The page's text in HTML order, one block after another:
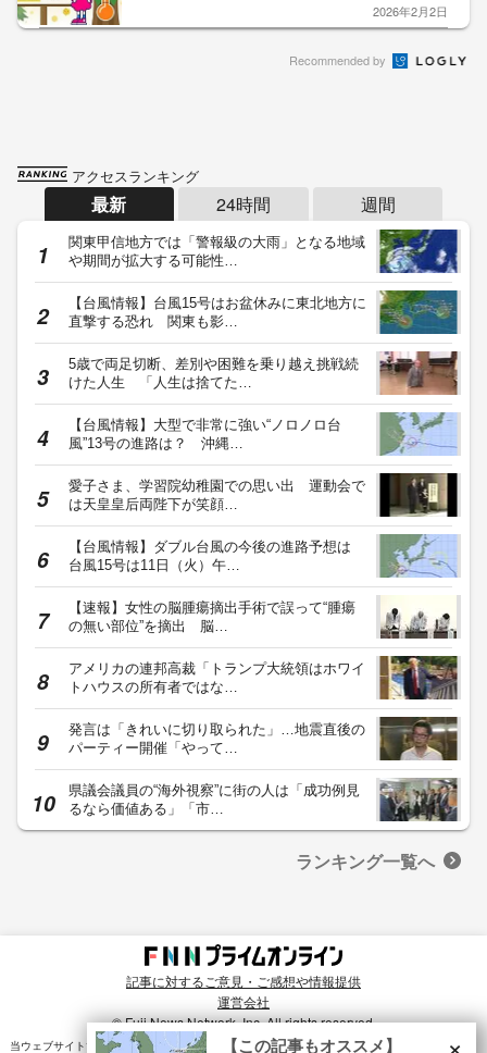
2026年2月2日
Recommended by
アクセスランキング
最新 24時間 週間
関東甲信地方では「警報級の大雨」となる地域
や期間が拡大する可能性…
【台風情報】台風15号はお盆休みに東北地方に
直撃する恐れ 関東も影…
5歳で両足切断、差別や困難を乗り越え挑戦続
けた人生 「人生は捨てた…
【台風情報】大型で非常に強い“ノロノロ台
風”13号の進路は？ 沖縄…
愛子さま、学習院幼稚園での思い出 運動会で
は天皇皇后両陛下が笑顔…
【台風情報】ダブル台風の今後の進路予想は
台風15号は11日（火）午…
【速報】女性の脳腫瘍摘出手術で誤って“腫瘍
の無い部位”を摘出 脳…
アメリカの連邦高裁「トランプ大統領はホワイ
トハウスの所有者ではな…
発言は「きれいに切り取られた」…地震直後の
パーティー開催「やって…
県議会議員の“海外視察”に街の人は「成功例見
るなら価値ある」「市…
ランキング一覧へ
記事に対するご意見・ご感想や情報提供
運営会社
© Fuji News Network, Inc. All rights reserved.
当ウェブサイトでは、ユーザのニーズ・興味・関⼼に合致したコンテンツや広告配信を提供する
×
【この記事もオススメ】